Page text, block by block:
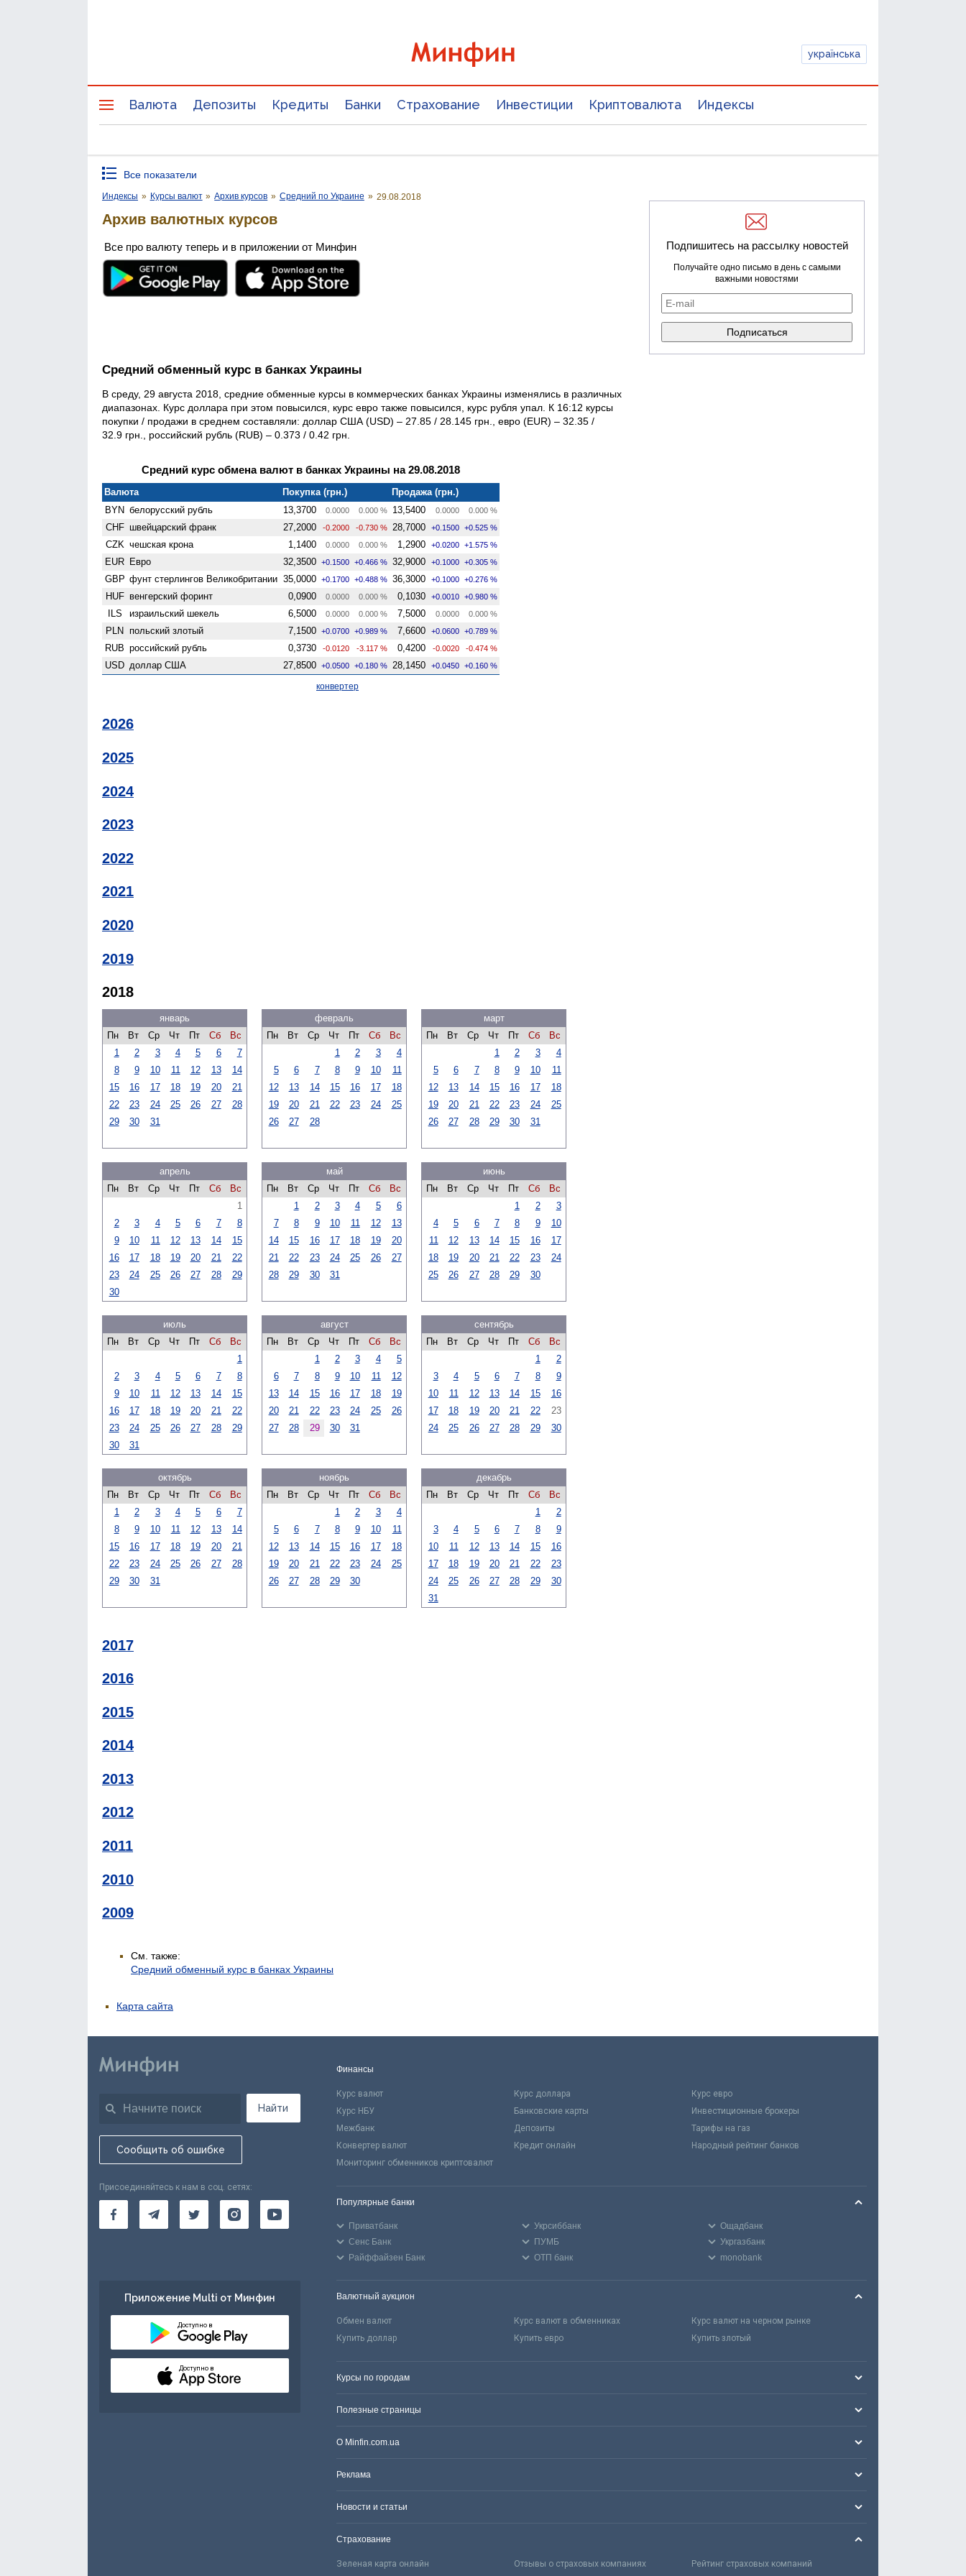
українська
Валюта Депозиты Кредиты Банки Страхование Инвестиции Криптовалюта Индексы
Все показатели
Индексы » Курсы валют » Архив курсов » Средний по Украине » 29.08.2018
Архив валютных курсов
Все про валюту теперь и в приложении от Минфин
Средний обменный курс в банках Украины
В среду, 29 августа 2018, средние обменные курсы в коммерческих банках Украины изменялись в различных
диапазонах. Курс доллара при этом повысился, курс евро также повысился, курс рубля упал. К 16:12 курсы
покупки / продажи в среднем составляли: доллар США (USD) – 27.85 / 28.145 грн., евро (EUR) – 32.35 /
32.9 грн., российский рубль (RUB) – 0.373 / 0.42 грн.
Средний курс обмена валют в банках Украины на 29.08.2018
Валюта Покупка (грн.)
Продажа (грн.)
BYN белорусский рубль 13,3700 0.0000 0.000 % 13,5400 0.0000 0.000 %
CHF швейцарский франк 27,2000 -0.2000 -0.730 % 28,7000 +0.1500 +0.525 %
CZK чешская крона 1,1400 0.0000 0.000 % 1,2900 +0.0200 +1.575 %
EUR Евро 32,3500 +0.1500 +0.466 % 32,9000 +0.1000 +0.305 %
GBP фунт стерлингов Велико­британии 35,0000 +0.1700 +0.488 % 36,3000 +0.1000 +0.276 %
HUF венгерский форинт 0,0900 0.0000 0.000 % 0,1030 +0.0010 +0.980 %
ILS израильский шекель 6,5000 0.0000 0.000 % 7,5000 0.0000 0.000 %
PLN польский злотый 7,1500 +0.0700 +0.989 % 7,6600 +0.0600 +0.789 %
RUB российский рубль 0,3730 -0.0120 -3.117 % 0,4200 -0.0020 -0.474 %
USD доллар США 27,8500 +0.0500 +0.180 % 28,1450 +0.0450 +0.160 %
конвертер
2026
2025
2024
2023
2022
2021
2020
2019
2018
январь
Пн
Вт Ср Чт Пт Сб
Вс
1
2 3 4 5 6
7
8
9 10 11 12 13
14
15
16 17 18 19 20
21
22
23 24 25 26 27
28
29
30 31
февраль
Пн
Вт Ср Чт Пт Сб
Вс
1
2 3
4
5
6 7 8 9 10
11
12
13 14 15 16 17
18
19
20 21 22 23 24
25
26
27 28
март
Пн
Вт Ср Чт Пт Сб
Вс
1
2 3
4
5
6 7 8 9 10
11
12
13 14 15 16 17
18
19
20 21 22 23 24
25
26
27 28 29 30 31
апрель
Пн
Вт Ср Чт Пт Сб
Вс
1
2
3 4 5 6 7
8
9
10 11 12 13 14
15
16
17 18 19 20 21
22
23
24 25 26 27 28
29
30
май
Пн
Вт Ср Чт Пт Сб
Вс
1
2 3 4 5
6
7
8 9 10 11 12
13
14
15 16 17 18 19
20
21
22 23 24 25 26
27
28
29 30 31
июнь
Пн
Вт Ср Чт Пт Сб
Вс
1
2
3
4
5 6 7 8 9
10
11
12 13 14 15 16
17
18
19 20 21 22 23
24
25
26 27 28 29 30
июль
Пн
Вт Ср Чт Пт Сб
Вс
1
2
3 4 5 6 7
8
9
10 11 12 13 14
15
16
17 18 19 20 21
22
23
24 25 26 27 28
29
30
31
август
Пн
Вт Ср Чт Пт Сб
Вс
1
2 3 4
5
6
7 8 9 10 11
12
13
14 15 16 17 18
19
20
21 22 23 24 25
26
27
28 29 30 31
сентябрь
Пн
Вт Ср Чт Пт Сб
Вс
1
2
3
4 5 6 7 8
9
10
11 12 13 14 15
16
17
18 19 20 21 22
23
24
25 26 27 28 29 30
октябрь
Пн
Вт Ср Чт Пт Сб
Вс
1
2 3 4 5 6
7
8
9 10 11 12 13
14
15
16 17 18 19 20
21
22
23 24 25 26 27
28
29
30 31
ноябрь
Пн
Вт Ср Чт Пт Сб
Вс
1
2 3
4
5
6 7 8 9 10
11
12
13 14 15 16 17
18
19
20 21 22 23 24
25
26
27 28 29 30
декабрь
Пн
Вт Ср Чт Пт Сб
Вс
1
2
3
4 5 6 7 8
9
10
11 12 13 14 15
16
17
18 19 20 21 22
23
24
25 26 27 28 29
30
31
2017
2016
2015
2014
2013
2012
2011
2010
2009
См. также:
Средний обменный курс в банках Украины
Подпишитесь на рассылку новостей
Получайте одно письмо в день с самыми
важными новостями
Карта сайта
Найти
Сообщить об ошибке
Присоединяйтесь к нам в соц. сетях:
Приложение Multi от Минфин
Доступно в
Доступно в
Финансы
Курс валют Курс доллара
Курс евро
Курс НБУ
Банковские карты
Инвестиционные брокеры
Межбанк
Депозиты
Тарифы на газ
Конвертер валют
Кредит онлайн
Народный рейтинг банков
Мониторинг обменников криптовалют
Популярные банки
Приватбанк Укрсиббанк
Ощадбанк
Сенс Банк
ПУМБ
Укргазбанк
Райффайзен Банк
ОТП банк monobank
Валютный аукцион
Обмен валют Курс валют в обменниках
Курс валют на черном рынке
Купить доллар
Купить евро Купить злотый
Курсы по городам
Полезные страницы
О Minfin.com.ua
Реклама
Новости и статьи
Страхование
Зеленая карта онлайн Отзывы о страховых компаниях Рейтинг страховых компаний